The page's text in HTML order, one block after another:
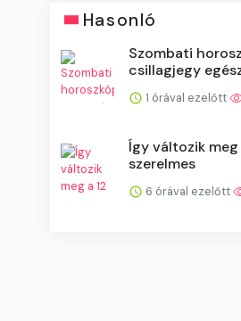
Hasonló
Szombati
csillagjegy
1 órával ezelőtt
Így változik meg
szerelmes
6 órával ezelőtt